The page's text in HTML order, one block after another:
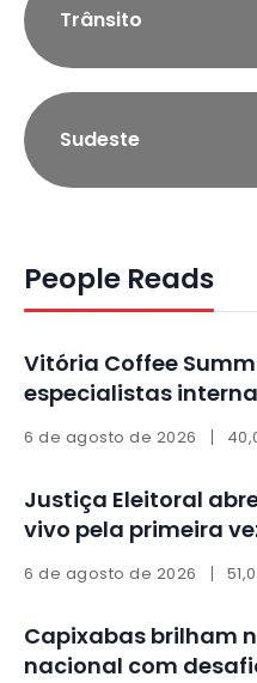
Trânsito
Sudeste
People Reads
Vitória Coffee
especialistas
6 de agosto de 2026
Justiça Eleitoral
vivo pela primeira
6 de agosto de 2026
Capixabas brilham
nacional com